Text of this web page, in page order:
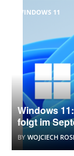
WINDOWS 11
Windows
folgt im
BY WOJCIECH